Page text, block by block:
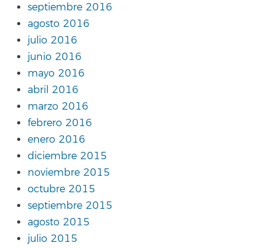
septiembre 2016
agosto 2016
julio 2016
junio 2016
mayo 2016
abril 2016
marzo 2016
febrero 2016
enero 2016
diciembre 2015
noviembre 2015
octubre 2015
septiembre 2015
agosto 2015
julio 2015